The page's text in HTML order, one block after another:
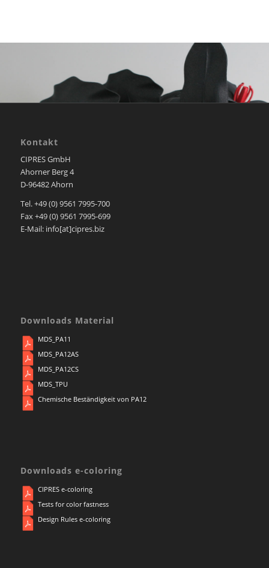
Kontakt
CIPRES GmbH
Ahorner Berg 4
D-96482 Ahorn
Tel. +49 (0) 9561 7995-700
Fax +49 (0) 9561 7995-699
E-Mail: info[at]cipres.biz
Downloads Material
MDS_PA11
MDS_PA12AS
MDS_PA12CS
MDS_TPU
Chemische Beständigkeit von PA12
Downloads e-coloring
CIPRES e-coloring
Tests for color fastness
Design Rules e-coloring